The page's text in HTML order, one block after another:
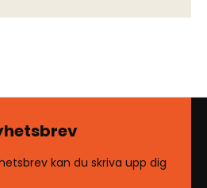
kan du skriva upp dig